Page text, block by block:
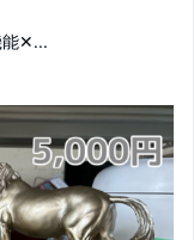
能‪✕...